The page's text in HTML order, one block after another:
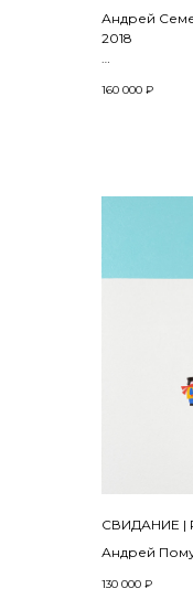
Андрей
2018
50 x 70 см
160 000 ₽
СВИДАНИЕ |
Андрей
130 000 ₽